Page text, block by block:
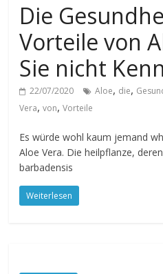
Die
Vorteile von
Sie nicht
22/07/2020 Aloe, die,
Vera,von,Vorteile
Es würde wohl kaum jemand
Aloe Vera. Die heilpflanze,
barbadensis
Weiterlesen